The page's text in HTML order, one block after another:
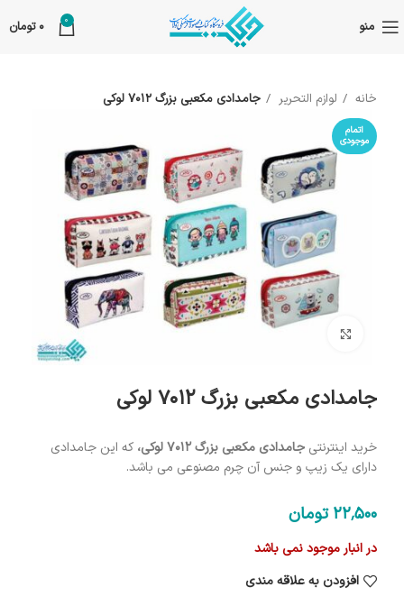
منو 0
0 تومان
خانه لوازم التحریر جامدادی مکعبی بزرگ 7012 لوکی
اتمام
موجودی
بزرگنمایی تصویر
جامدادی مکعبی بزرگ 7012 لوکی
خرید اینترنتی جامدادی مکعبی بزرگ 7012 لوکی،
که این جامدادی
دارای یک زیپ و جنس آن چرم مصنوعی می باشد.
22٬500 تومان
در انبار موجود نمی باشد
افزودن به علاقه مندی